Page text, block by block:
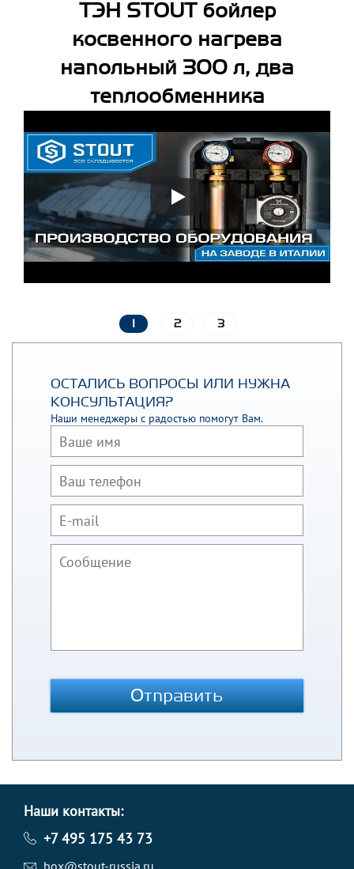
ТЭН STOUT бойлер
косвенного нагрева
напольный 300 л, два
теплообменника
2 3
ОСТАЛИСЬ ВОПРОСЫ ИЛИ НУЖНА
КОНСУЛЬТАЦИЯ?
Наши менеджеры с радостью помогут Вам.
Отправить
Наши контакты:
+7 495 175 43 73